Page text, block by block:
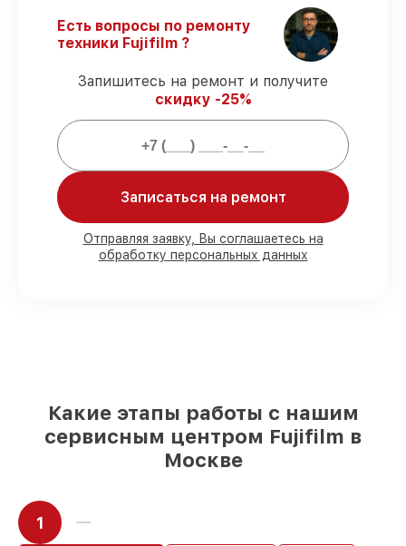
подтверждает их уровень мастерства.
Соблюдение сроков починки–
восстановление фотоаппарата FinePix
XT30 выполняется строго в оговоренные
сроки.
Гарантийное обслуживание
предоставляем официальное
гарантийное сопровождение после
Мы гарантируем:
80%работ с возможностью наблюдения
Есть вопросы по ремонту
техники Fujifilm ?
Запишитесь на ремонт и получите
скидку -25%
Записаться на ремонт
Отправляя заявку, Вы соглашаетесь на
обработку персональных данных
Какие этапы работы с нашим
сервисным центром Fujifilm в
Москве
1